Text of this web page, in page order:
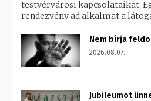
testvérvárosi kapcsolataikat.
rendezvény ad alkalmat a
Nem bírja
2026.08.07.
Jubileumot